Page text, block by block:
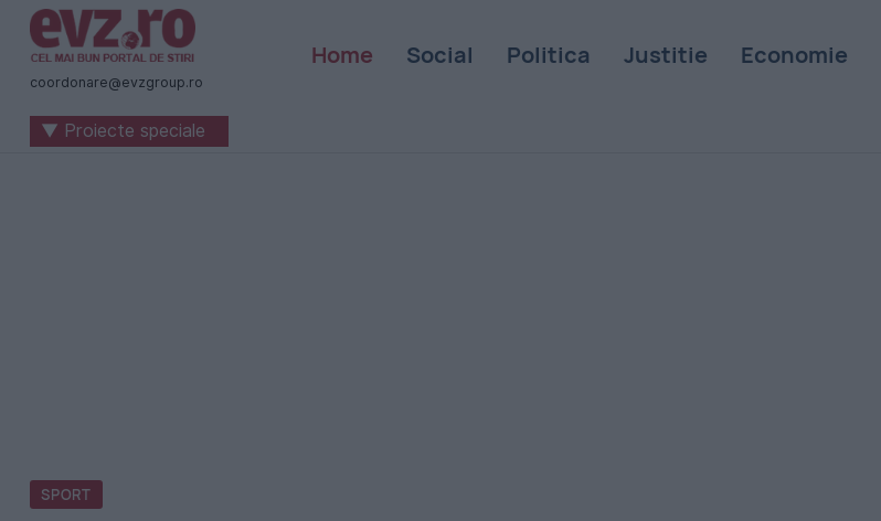
Știri
naționale
și
coordonare@evzgroup.ro
Home Social Politica Justitie Economie
▼ Proiecte speciale
SPORT